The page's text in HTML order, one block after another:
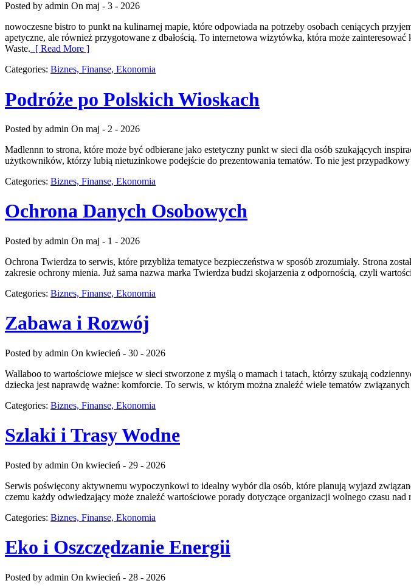
Posted by admin On maj - 3 - 2026
nowoczesne bistro to punkt na kulinarnej mapie, które odpowiada na potrzeby osobach ceniących
apetyczne, ale również przygotowane z dbałością. To internetowa wizytówka, która może
Waste. [ Read More ]
Categories: Biznes, Finanse, Ekonomia
Podróże po Polskich Wioskach
Posted by admin On maj - 2 - 2026
Madlennn to strona, które może być odbierane jako estetyczny punkt w sieci dla osób szukających
użytkowników, którzy lubią nietuzinkowe podejście do prezentowania tematów. To nie jest
Categories: Biznes, Finanse, Ekonomia
Ochrona Danych Osobowych
Posted by admin On maj - 1 - 2026
Ochrona Twierdza to serwis, które przybliża tematyce bezpieczeństwa w sposób zrozumiały. Strona
zakresie ochrony mienia. Już sama nazwa marka Twierdza budzi skojarzenia z odpornością, czyli
Categories: Biznes, Finanse, Ekonomia
Zabawa i Rozwój
Posted by admin On kwiecień - 30 - 2026
Wallaboo to wartościowe miejsce w sieci stworzone z myślą o mamach i tatach, którzy szukają
dziecka jest naprawdę ważne: komforcie. To serwis, w którym można znaleźć wiele tematów
Categories: Biznes, Finanse, Ekonomia
Szlaki i Trasy Wodne
Posted by admin On kwiecień - 29 - 2026
Serwis poświęcony aktywnemu wypoczynkowi to idealny wybór dla osób, które planują wyjazd
czemu każdy odwiedzający może znaleźć wartościowe porady dotyczące organizacji wolnego czasu
Categories: Biznes, Finanse, Ekonomia
Eko i Oszczędzanie Energii
Posted by admin On kwiecień - 28 - 2026